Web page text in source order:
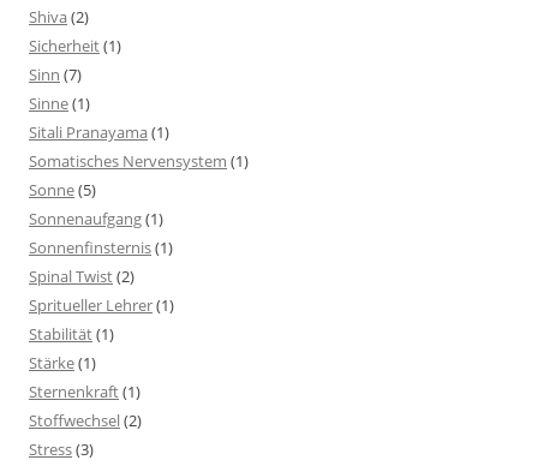
Shiva(2)
Sicherheit(1)
Sinn (7)
Sinne(1)
Sitali Pranayama(1)
Somatisches Nervensystem (1)
Sonne(5)
Sonnenaufgang(1)
Sonnenfinsternis(1)
Spinal Twist(2)
Spritueller Lehrer(1)
Stabilität(1)
Stärke(1)
Sternenkraft(1)
Stoffwechsel(2)
Stress(3)